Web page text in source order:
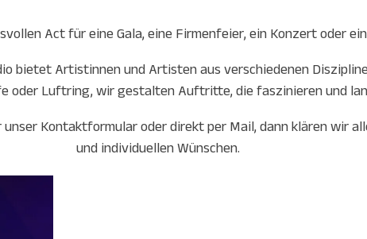
Act für eine Gala, eine Firmenfeier, ein Konzert oder
bietet Artistinnen und Artisten aus verschiedenen
oder Luftring, wir gestalten Auftritte, die faszinieren und
Kontaktformular oder direkt per Mail, dann klären wir
und individuellen Wünschen.